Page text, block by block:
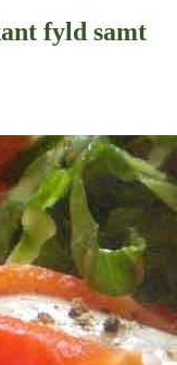
fyld samt